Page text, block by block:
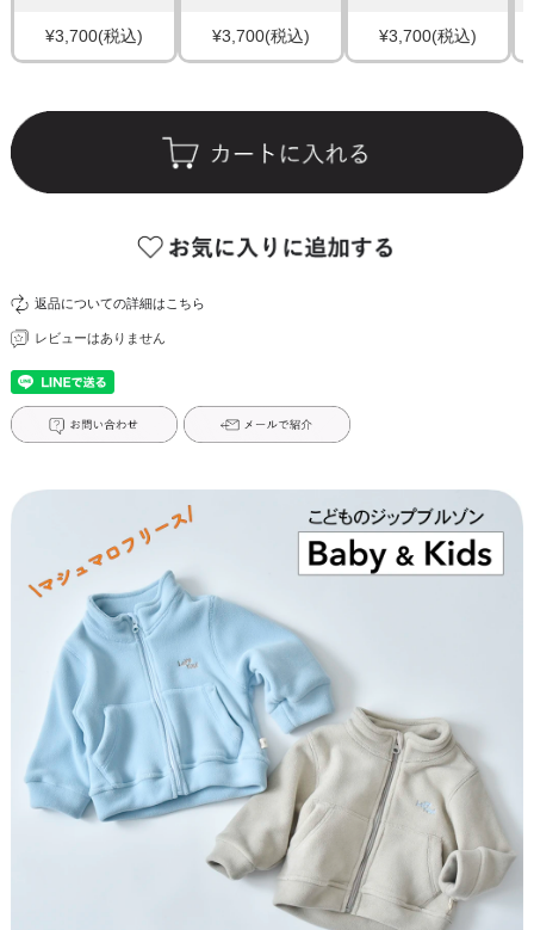
¥3,700(税込) ¥3,700(税込) ¥3,700(税込)
返品についての詳細はこちら
レビューはありません